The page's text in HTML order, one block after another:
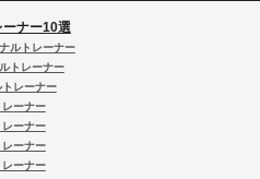
ーナー10選
ルトレーナー
トレーナー
レーナー
ーナー
ーナー
ーナー
ーナー